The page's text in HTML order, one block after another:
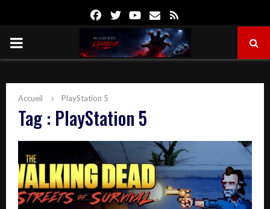
FacebookTwitterYoutube
Email
PRIMARY
Accueil PlayStation 5
Tag : PlayStation 5